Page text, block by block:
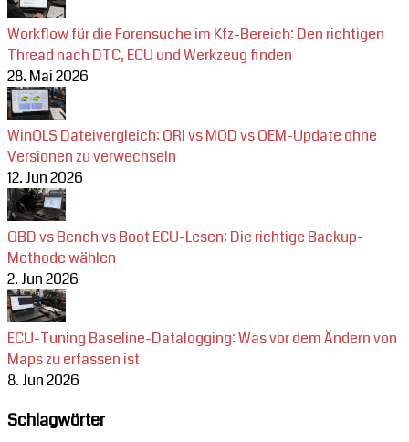
Workflow für die Forensuche im Kfz-Bereich: Den richtigen
Thread nach DTC, ECU und Werkzeug finden
28. Mai 2026
WinOLS Dateivergleich: ORI vs MOD vs OEM-Update ohne
Versionen zu verwechseln
12. Jun 2026
OBD vs Bench vs Boot ECU-Lesen: Die richtige Backup-
Methode wählen
2. Jun 2026
ECU-Tuning Baseline-Datalogging: Was vor dem Ändern von
Maps zu erfassen ist
8. Jun 2026
Schlagwörter